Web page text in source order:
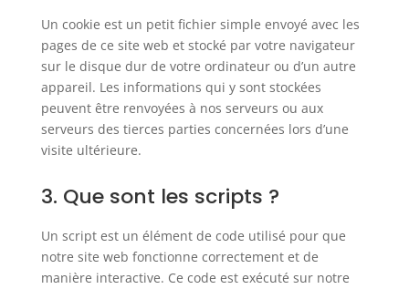
Un cookie est un petit fichier simple envoyé avec les
pages de ce site web et stocké par votre navigateur
sur le disque dur de votre ordinateur ou d’un autre
appareil. Les informations qui y sont stockées
peuvent être renvoyées à nos serveurs ou aux
serveurs des tierces parties concernées lors d’une
visite ultérieure.
3. Que sont les scripts ?
Un script est un élément de code utilisé pour que
notre site web fonctionne correctement et de
manière interactive. Ce code est exécuté sur notre